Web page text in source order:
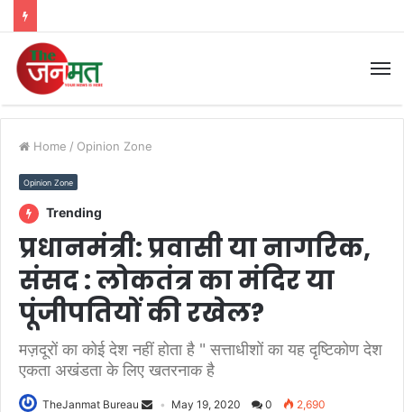
Home / Opinion Zone
Opinion Zone
Trending
प्रधानमंत्री: प्रवासी या नागरिक,
संसद : लोकतंत्र का मंदिर या
पूंजीपतियों की रखेल?
मज़दूरों का कोई देश नहीं होता है " सत्ताधीशों का यह दृष्टिकोण देश
एकता अखंडता के लिए खतरनाक है
TheJanmat Bureau May 19, 2020 0 2,690